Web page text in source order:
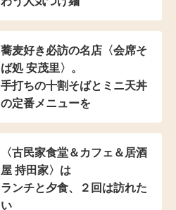
蕎麦好き必訪の名店 〈会席そ
ば処 安茂里〉。
手打ちの十割そばと ミニ天丼
の定番メニューを
〈古民家食堂＆カフェ ＆居酒
屋 持田家〉は
ランチと夕食、２回は訪れた
い